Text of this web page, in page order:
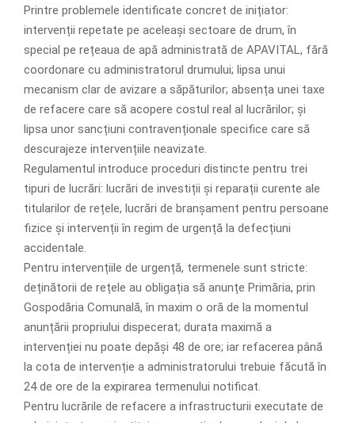
Printre problemele identificate concret de inițiator:
intervenții repetate pe aceleași sectoare de drum, în
special pe rețeaua de apă administrată de APAVITAL, fără
coordonare cu administratorul drumului; lipsa unui
mecanism clar de avizare a săpăturilor; absența unei taxe
de refacere care să acopere costul real al lucrărilor; și
lipsa unor sancțiuni contravenționale specifice care să
descurajeze intervențiile neavizate.
Regulamentul introduce proceduri distincte pentru trei
tipuri de lucrări: lucrări de investiții și reparații curente ale
titularilor de rețele, lucrări de branșament pentru persoane
fizice și intervenții în regim de urgență la defecțiuni
accidentale.
Pentru intervențiile de urgență, termenele sunt stricte:
deținătorii de rețele au obligația să anunțe Primăria, prin
Gospodăria Comunală, în maxim o oră de la momentul
anunțării propriului dispecerat; durata maximă a
intervenției nu poate depăși 48 de ore; iar refacerea până
la cota de intervenție a administratorului trebuie făcută în
24 de ore de la expirarea termenului notificat.
Pentru lucrările de refacere a infrastructurii executate de